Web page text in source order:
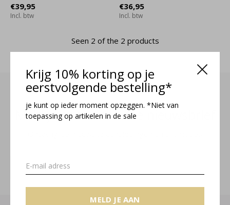
Krijg 10% korting op je
eerstvolgende bestelling*
je kunt op ieder moment opzeggen. *Niet van
toepassing op artikelen in de sale
MELD JE AAN
€39,95
Incl. btw
€36,95
Incl. btw
Seen 2 of the 2 products
Meld je aan voor onze nieuwsbrief